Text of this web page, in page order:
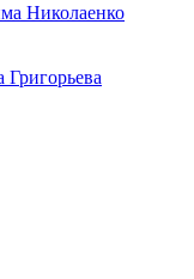
Николаенко
Григорьева